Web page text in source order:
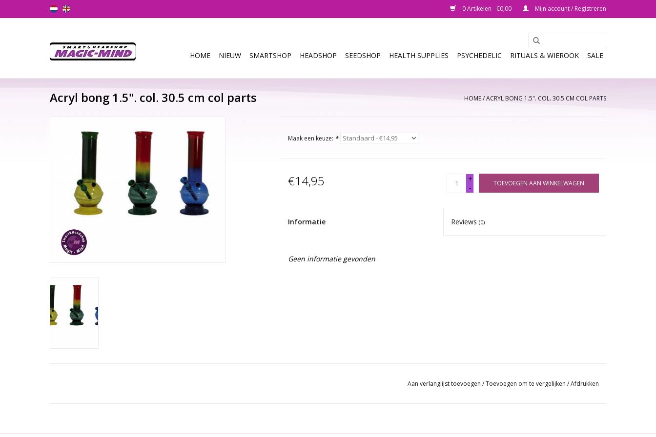
0 Artikelen - €0,00 Mijn account / Registreren
HOME NIEUW SMARTSHOP HEADSHOP SEEDSHOP HEALTH SUPPLIES PSYCHEDELIC RITUALS & WIEROOK SALE
Acryl bong 1.5". col. 30.5 cm col parts HOME/ACRYL BONG 1.5". COL. 30.5 CM COL PARTS
Maak een keuze: *
€14,95
+
-
TOEVOEGEN AAN WINKELWAGEN
Informatie Reviews(0)
Geen informatie gevonden
Aan verlanglijst toevoegen /Toevoegen om te vergelijken /Afdrukken